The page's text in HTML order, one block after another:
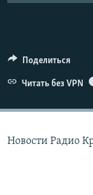
ELIFBE
УКРАИНСКАЯ
Поделиться
Читать без VPN
Новости Радио